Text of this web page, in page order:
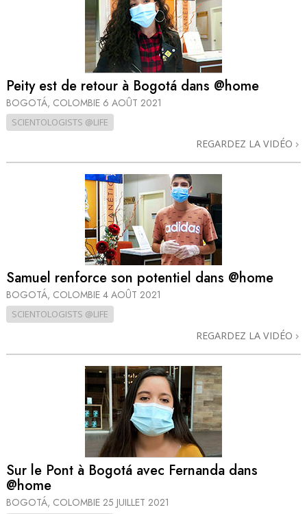
Peity est de retour à Bogotá dans @home
BOGOTÁ, COLOMBIE 6 AOÛT 2021
SCIENTOLOGISTS @LIFE
REGARDEZ LA VIDÉO
Samuel renforce son potentiel dans @home
BOGOTÁ, COLOMBIE 4 AOÛT 2021
SCIENTOLOGISTS @LIFE
REGARDEZ LA VIDÉO
Sur le Pont à Bogotá avec Fernanda dans
@home
BOGOTÁ, COLOMBIE 25 JUILLET 2021